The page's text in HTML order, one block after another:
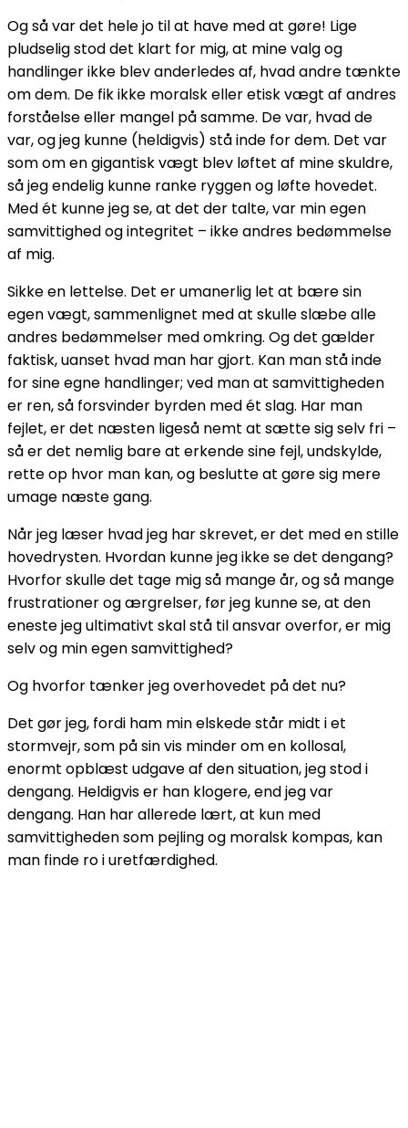
Og så var det hele jo til at have med at gøre! Lige
pludselig stod det klart for mig, at mine valg og
handlinger ikke blev anderledes af, hvad andre tænkte
om dem. De fik ikke moralsk eller etisk vægt af andres
forståelse eller mangel på samme. De var, hvad de
var, og jeg kunne (heldigvis) stå inde for dem. Det var
som om en gigantisk vægt blev løftet af mine skuldre,
så jeg endelig kunne ranke ryggen og løfte hovedet.
Med ét kunne jeg se, at det der talte, var min egen
samvittighed og integritet – ikke andres bedømmelse
af mig.
Sikke en lettelse. Det er umanerlig let at bære sin
egen vægt, sammenlignet med at skulle slæbe alle
andres bedømmelser med omkring. Og det gælder
faktisk, uanset hvad man har gjort. Kan man stå inde
for sine egne handlinger; ved man at samvittigheden
er ren, så forsvinder byrden med ét slag. Har man
fejlet, er det næsten ligeså nemt at sætte sig selv fri –
så er det nemlig bare at erkende sine fejl, undskylde,
rette op hvor man kan, og beslutte at gøre sig mere
umage næste gang.
Når jeg læser hvad jeg har skrevet, er det med en stille
hovedrysten. Hvordan kunne jeg ikke se det dengang?
Hvorfor skulle det tage mig så mange år, og så mange
frustrationer og ærgrelser, før jeg kunne se, at den
eneste jeg ultimativt skal stå til ansvar overfor, er mig
selv og min egen samvittighed?
Og hvorfor tænker jeg overhovedet på det nu?
Det gør jeg, fordi ham min elskede står midt i et
stormvejr, som på sin vis minder om en kollosal,
enormt opblæst udgave af den situation, jeg stod i
dengang. Heldigvis er han klogere, end jeg var
dengang. Han har allerede lært, at kun med
samvittigheden som pejling og moralsk kompas, kan
man finde ro i uretfærdighed.